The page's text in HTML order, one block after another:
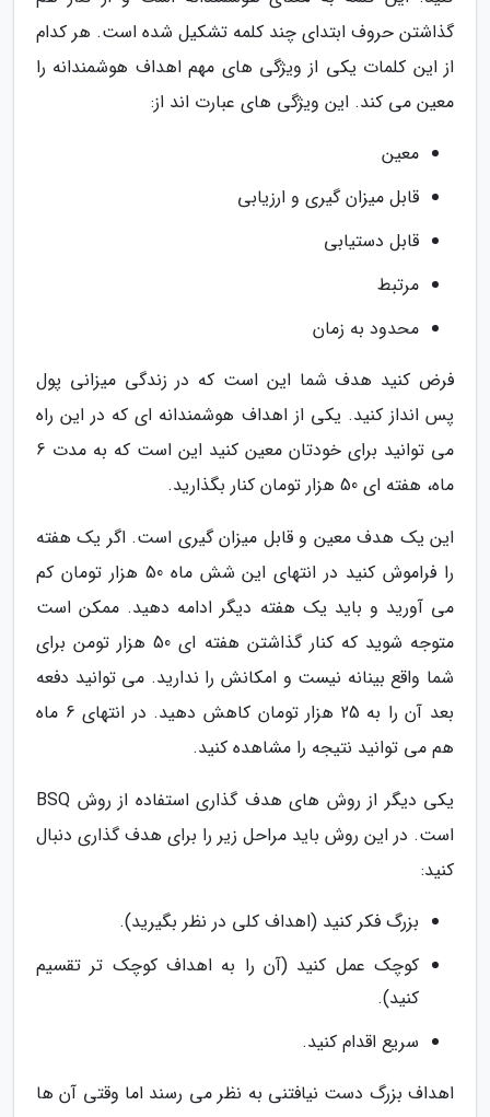
گذاشتن حروف ابتدای چند کلمه تشکیل شده است. هر کدام
از این کلمات یکی از ویژگی های مهم اهداف هوشمندانه را
معین می کند. این ویژگی های عبارت اند از:
معین
قابل میزان گیری و ارزیابی
قابل دستیابی
مرتبط
محدود به زمان
فرض کنید هدف شما این است که در زندگی میزانی پول
پس انداز کنید. یکی از اهداف هوشمندانه ای که در این راه
می توانید برای خودتان معین کنید این است که به مدت 6
ماه، هفته ای 50 هزار تومان کنار بگذارید.
این یک هدف معین و قابل میزان گیری است. اگر یک هفته
را فراموش کنید در انتهای این شش ماه 50 هزار تومان کم
می آورید و باید یک هفته دیگر ادامه دهید. ممکن است
متوجه شوید که کنار گذاشتن هفته ای 50 هزار تومن برای
شما واقع بینانه نیست و امکانش را ندارید. می توانید دفعه
بعد آن را به 25 هزار تومان کاهش دهید. در انتهای 6 ماه
هم می توانید نتیجه را مشاهده کنید.
یکی دیگر از روش های هدف گذاری استفاده از روش BSQ
است. در این روش باید مراحل زیر را برای هدف گذاری دنبال
کنید:
بزرگ فکر کنید (اهداف کلی در نظر بگیرید).
کوچک عمل کنید (آن را به اهداف کوچک تر تقسیم
کنید).
سریع اقدام کنید.
اهداف بزرگ دست نیافتنی به نظر می رسند اما وقتی آن ها